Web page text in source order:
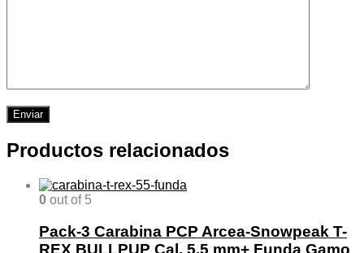
Productos relacionados
0 out of 5
Pack-3 Carabina PCP Arcea-Snowpeak T-
REX BULLPUP Cal. 5,5 mm+ Funda Gamo